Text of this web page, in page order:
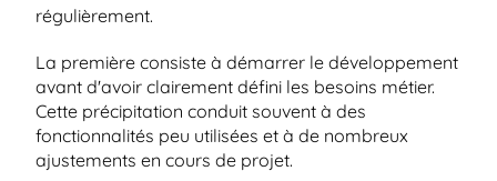
régulièrement.
La première consiste à démarrer le développement
avant d'avoir clairement défini les besoins métier.
Cette précipitation conduit souvent à des
fonctionnalités peu utilisées et à de nombreux
ajustements en cours de projet.